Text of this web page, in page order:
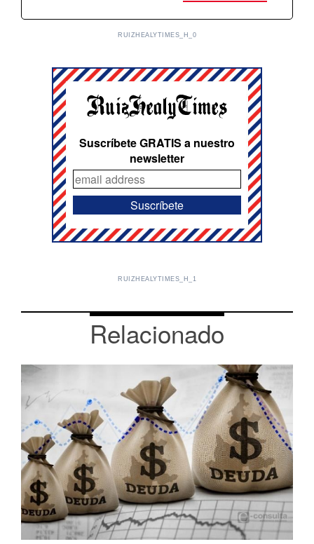
RUIZHEALYTIMES_H_0
Suscríbete GRATIS a nuestro
newsletter
RUIZHEALYTIMES_H_1
Relacionado